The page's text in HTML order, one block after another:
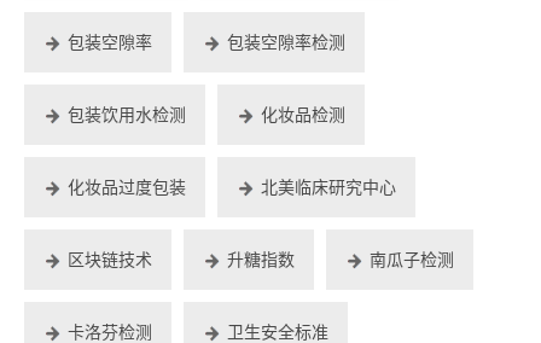
包装空隙率 包装空隙率检测
包装饮用水检测 化妆品检测
化妆品过度包装 北美临床研究中心
区块链技术 升糖指数 南瓜子检测
卡洛芬检测 卫生安全标准